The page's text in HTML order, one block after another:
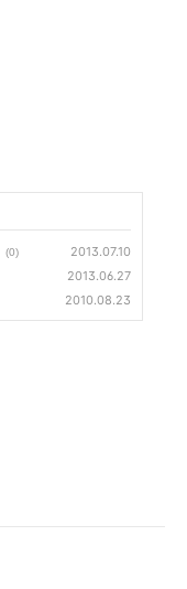
(0) 2013.07.10
2013.06.27
2010.08.23